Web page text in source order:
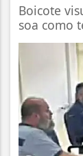
Boicote
soa como